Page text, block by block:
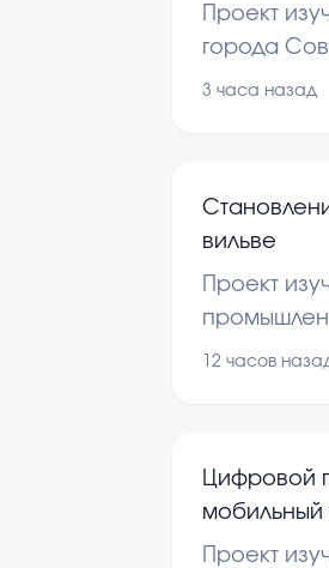
предмет
Проект
города
виды
3 часа назад
вильве
Проект
регион. В
12 часов
Цифровой
мобильный
Проект